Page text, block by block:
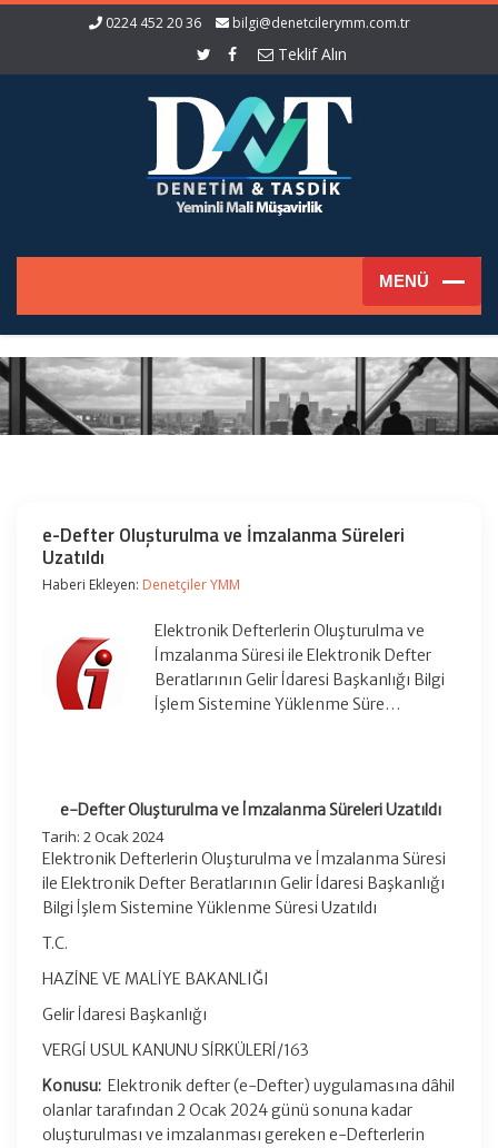
0224 452 20 36 bilgi@denetcilerymm.com.tr
Teklif Alın
e-Defter Oluşturulma ve İmzalanma Süreleri
Uzatıldı
Haberi Ekleyen: Denetçiler YMM
Elektronik Defterlerin Oluşturulma ve
İmzalanma Süresi ile Elektronik Defter
Beratlarının Gelir İdaresi Başkanlığı Bilgi
İşlem Sistemine Yüklenme Süre…
e-Defter Oluşturulma ve İmzalanma Süreleri Uzatıldı
Tarih: 2 Ocak 2024
Elektronik Defterlerin Oluşturulma ve İmzalanma Süresi
ile Elektronik Defter Beratlarının Gelir İdaresi Başkanlığı
Bilgi İşlem Sistemine Yüklenme Süresi Uzatıldı
T.C.
HAZİNE VE MALİYE BAKANLIĞI
Gelir İdaresi Başkanlığı
VERGİ USUL KANUNU SİRKÜLERİ/163
Konusu: Elektronik defter (e-Defter) uygulamasına dâhil
olanlar tarafından 2 Ocak 2024 günü sonuna kadar
oluşturulması ve imzalanması gereken e-Defterlerin